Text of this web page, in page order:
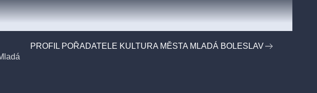
PROFIL POŘADATELE KULTURA MĚSTA MLADÁ BOLESLAV